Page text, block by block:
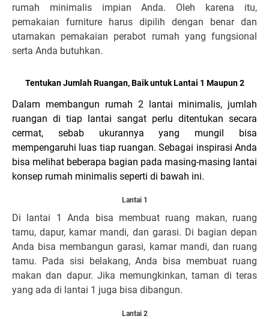
rumah minimalis impian Anda. Oleh karena itu,
pemakaian furniture harus dipilih dengan benar dan
utamakan pemakaian perabot rumah yang fungsional
serta Anda butuhkan.
Tentukan Jumlah Ruangan, Baik untuk Lantai 1 Maupun 2
Dalam membangun rumah 2 lantai minimalis, jumlah
ruangan di tiap lantai sangat perlu ditentukan secara
cermat, sebab ukurannya yang mungil bisa
mempengaruhi luas tiap ruangan. Sebagai inspirasi Anda
bisa melihat beberapa bagian pada masing-masing lantai
konsep rumah minimalis seperti di bawah ini.
Lantai 1
Di lantai 1 Anda bisa membuat ruang makan, ruang
tamu, dapur, kamar mandi, dan garasi. Di bagian depan
Anda bisa membangun garasi, kamar mandi, dan ruang
tamu. Pada sisi belakang, Anda bisa membuat ruang
makan dan dapur. Jika memungkinkan, taman di teras
yang ada di lantai 1 juga bisa dibangun.
Lantai 2